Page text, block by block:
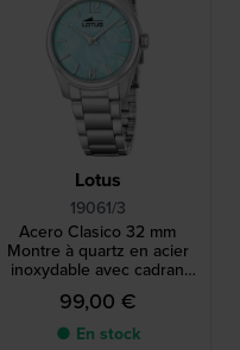
Lotus
19061/3
Acero Clasico 32 mm
Montre à quartz en acier
inoxydable avec cadran
Nacre
99,00 €
● En stock